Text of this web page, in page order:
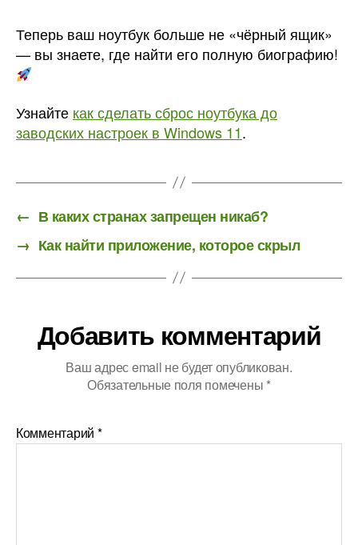
Теперь ваш ноутбук больше не «чёрный ящик»
— вы знаете, где найти его полную биографию!
Узнайте как сделать сброс ноутбука до
заводских настроек в Windows 11.
← В каких странах запрещен никаб?
→ Как найти приложение, которое скрыл
Добавить комментарий
Ваш адрес email не будет опубликован.
Обязательные поля помечены *
Комментарий *